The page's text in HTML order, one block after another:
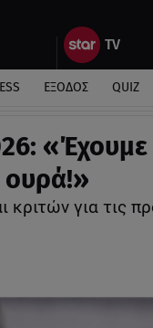
ΕΞΟΔΟΣ QUIZ
«Έχουμε
ουρά!»
κριτών για τις